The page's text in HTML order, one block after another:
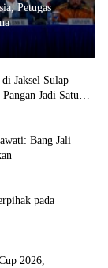
Petugas
Jaksel Sulap
Jadi Satu
Bang Jali
pada
2026,